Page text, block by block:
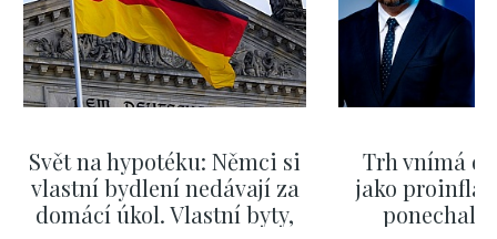
Svět na hypotéku: Němci si
vlastní bydlení nedávají za
domácí úkol. Vlastní byty,
Trh vnímá
jako
ponechali